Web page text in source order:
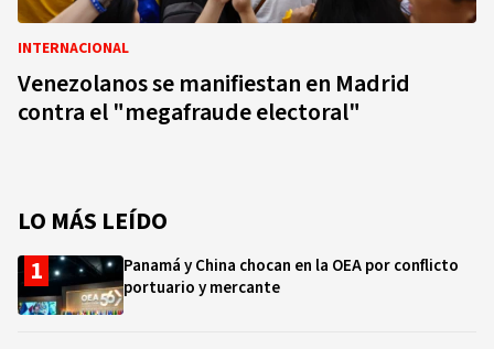
INTERNACIONAL
Venezolanos se manifiestan en Madrid
contra el "megafraude electoral"
LO MÁS LEÍDO
Panamá y China chocan en la OEA por conflicto
portuario y mercante